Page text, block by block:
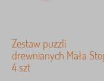
Zestaw puzzli
drewnianych Mała
4 szt